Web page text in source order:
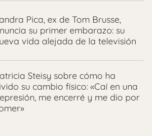
Pica, ex de Tom Brusse,
su primer embarazo: su
vida alejada de la televisión
Steisy sobre cómo ha
su cambio físico: «Caí en una
me encerré y me dio por